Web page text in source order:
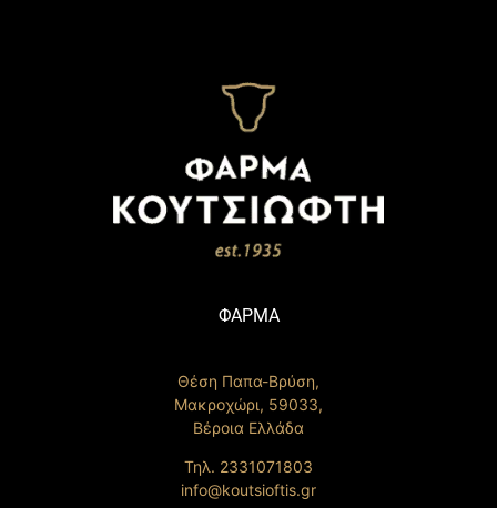
ΦΑΡΜΑ
Θέση Παπα-Βρύση,
Μακροχώρι, 59033,
Βέροια Ελλάδα
Τηλ. 2331071803
info@koutsioftis.gr